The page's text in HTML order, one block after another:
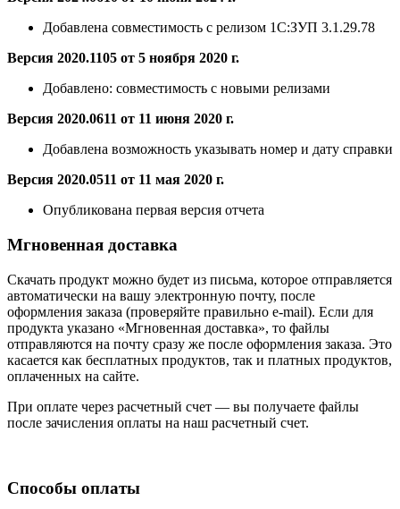
Добавлена совместимость с релизом 1С:ЗУП 3.1.29.78
Версия 2020.1105 от 5 ноября 2020 г.
Добавлено: совместимость с новыми релизами
Версия 2020.0611 от 11 июня 2020 г.
Добавлена возможность указывать номер и дату справки
Версия 2020.0511 от 11 мая 2020 г.
Опубликована первая версия отчета
Мгновенная доставка
Скачать продукт можно будет из письма, которое отправляется
автоматически на вашу электронную почту, после
оформления заказа (проверяйте правильно e-mail). Если для
продукта указано «Мгновенная доставка», то файлы
отправляются на почту сразу же после оформления заказа. Это
касается как бесплатных продуктов, так и платных продуктов,
оплаченных на сайте.
При оплате через расчетный счет — вы получаете файлы
после зачисления оплаты на наш расчетный счет.
Способы оплаты